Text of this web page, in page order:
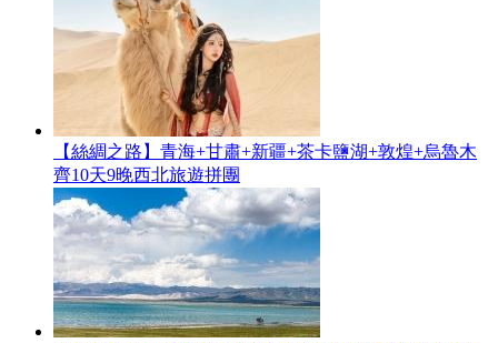
【絲綢之路】青海+甘肅+新疆+茶卡鹽湖+敦煌+烏魯木
齊10天9晚西北旅遊拼團